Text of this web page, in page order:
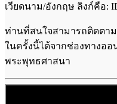
เวียดนาม/อังกฤษ ลิงก์คือ:
ท่านที่สนใจสามารถติดตา
ในครั้งนี้ได้จากช่องทางอ
พระพุทธศาสนา